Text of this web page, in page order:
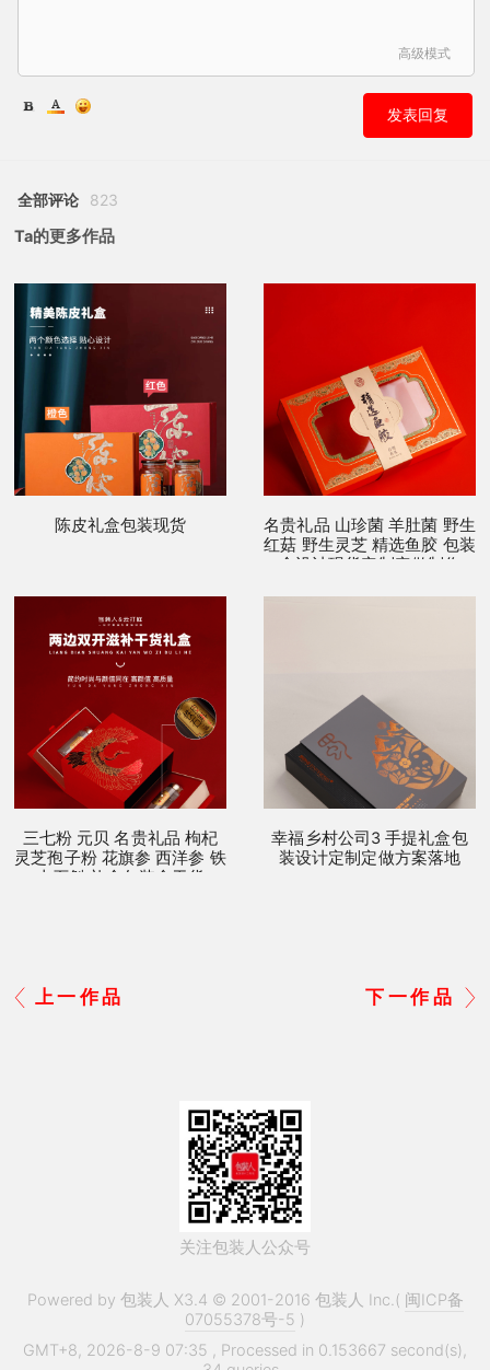
高级模式
发表回复
全部评论 823
Ta的更多作品
陈皮礼盒包装现货
名贵礼品 山珍菌 羊肚菌 野生
红菇 野生灵芝 精选鱼胶 包装
盒设计现货定制定做制作
三七粉 元贝 名贵礼品 枸杞
灵芝孢子粉 花旗参 西洋参 铁
皮石斛 礼盒包装盒干货
幸福乡村公司3 手提礼盒包
装设计定制定做方案落地
上一作品 下一作品
关注包装人公众号
Powered by 包装人 X3.4 © 2001-2016 包装人 Inc.( 闽ICP备
07055378号-5 )
GMT+8, 2026-8-9 07:35 , Processed in 0.153667 second(s),